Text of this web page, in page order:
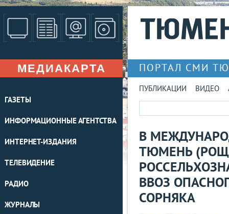
МЕДИАКАРТА
ГАЗЕТЫ
ИНФОРМАЦИОННЫЕ АГЕНТСТВА
ИНТЕРНЕТ-ИЗДАНИЯ
ТЕЛЕВИДЕНИЕ
РАДИО
ЖУРНАЛЫ
ПОРТАЛ СМИ
ПУБЛИКАЦИИ ВИДЕО
В
ТЮМЕНЬ
ВВОЗ
СОРНЯКА